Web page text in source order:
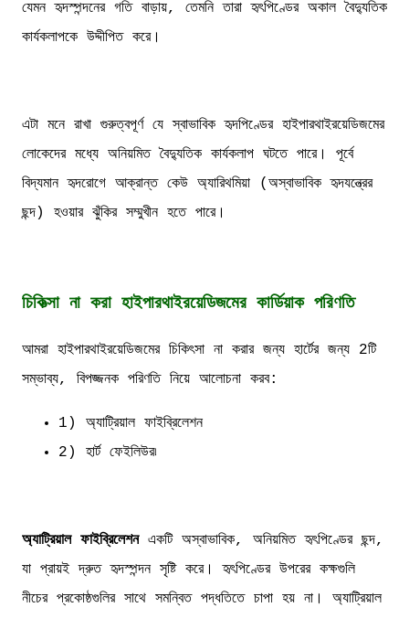
যেমন হৃদস্পন্দনের গতি বাড়ায়, তেমনি তারা হৃৎপিণ্ডের অকাল বৈদ্যুতিক
কার্যকলাপকে উদ্দীপিত করে।
এটা মনে রাখা গুরুত্বপূর্ণ যে স্বাভাবিক হৃদপিণ্ডের হাইপারথাইরয়েডিজমের
লোকেদের মধ্যে অনিয়মিত বৈদ্যুতিক কার্যকলাপ ঘটতে পারে। পূর্বে
বিদ্যমান হৃদরোগে আক্রান্ত কেউ অ্যারিথমিয়া (অস্বাভাবিক হৃদযন্ত্রের
ছন্দ) হওয়ার ঝুঁকির সম্মুখীন হতে পারে।
চিকিত্সা না করা হাইপারথাইরয়েডিজমের কার্ডিয়াক পরিণতি
আমরা হাইপারথাইরয়েডিজমের চিকিৎসা না করার জন্য হার্টের জন্য 2টি
সম্ভাব্য, বিপজ্জনক পরিণতি নিয়ে আলোচনা করব:
1) অ্যাট্রিয়াল ফাইব্রিলেশন
2) হার্ট ফেইলিউর৷
অ্যাট্রিয়াল ফাইব্রিলেশনএকটি অস্বাভাবিক, অনিয়মিত হৃৎপিণ্ডের ছন্দ,
যা প্রায়ই দ্রুত হৃদস্পন্দন সৃষ্টি করে। হৃৎপিণ্ডের উপরের কক্ষগুলি
নীচের প্রকোষ্ঠগুলির সাথে সমন্বিত পদ্ধতিতে চাপা হয় না। অ্যাট্রিয়াল